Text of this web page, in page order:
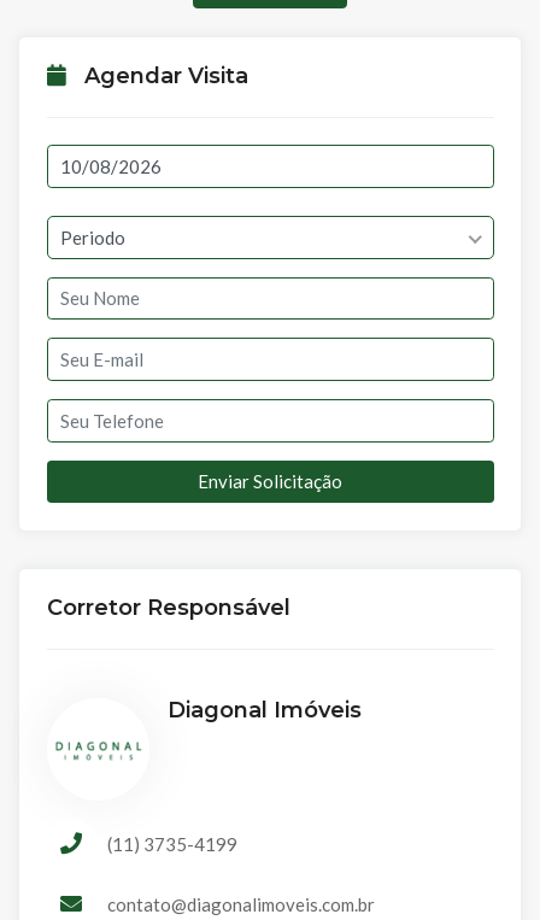
Agendar Visita
Periodo
Enviar Solicitação
Corretor Responsável
Diagonal Imóveis
(11) 3735-4199
contato@diagonalimoveis.com.br